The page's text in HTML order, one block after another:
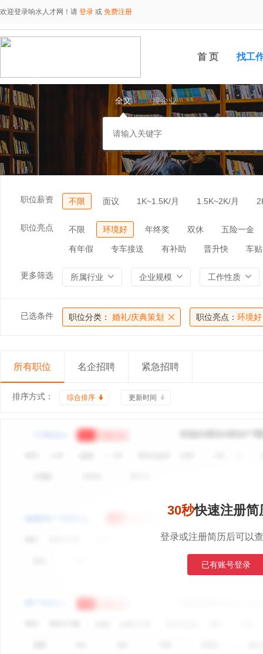
欢迎登录响水人才网！请 登录 或 免费注册
首 页 找工
全文 搜企业
职位薪资 不限 面议 1K~1.5K/月 1.5K~2K/月
职位亮点 不限 环境好 年终奖 双休 五险一金
有年假 专车接送 有补助 晋升快 车贴
更多筛选 所属行业 企业规模 工作性质
已选条件 职位分类： 婚礼/庆典策划 职位亮点： 环境好
所有职位 名企招聘 紧急招聘
排序方式： 综合排序 更新时间
30秒快速注册简
登录或注册简历后可以
已有账号登录